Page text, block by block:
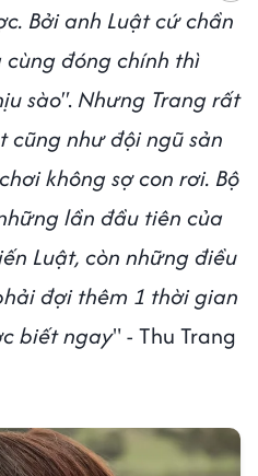
Bởi anh Luật cứ chần
đóng chính thì
sào". Nhưng Trang rất
cũng như đội ngũ sản
không sợ con rơi. Bộ
lần đầu tiên của
Luật, còn những điều
đợi thêm 1 thời gian
biết ngay" - Thu Trang